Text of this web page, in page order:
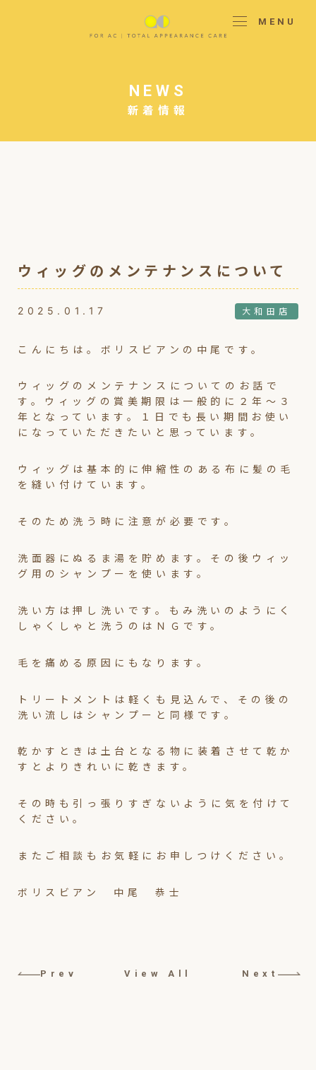
MENU
新着情報
NEWS
ウィッグのメンテナンスについて
2025.01.17 大和田店
こんにちは。ボリスビアンの中尾です。
ウィッグのメンテナンスについてのお話で
す。ウィッグの賞美期限は一般的に２年～３
年となっています。１日でも長い期間お使い
になっていただきたいと思っています。
ウィッグは基本的に伸縮性のある布に髪の毛
を縫い付けています。
そのため洗う時に注意が必要です。
洗面器にぬるま湯を貯めます。その後ウィッ
グ用のシャンプーを使います。
洗い方は押し洗いです。もみ洗いのようにく
しゃくしゃと洗うのはＮＧです。
毛を痛める原因にもなります。
トリートメントは軽くも見込んで、その後の
洗い流しはシャンプーと同様です。
乾かすときは土台となる物に装着させて乾か
すとよりきれいに乾きます。
その時も引っ張りすぎないように気を付けて
ください。
またご相談もお気軽にお申しつけください。
ボリスビアン 中尾 恭士
Prev View All Next